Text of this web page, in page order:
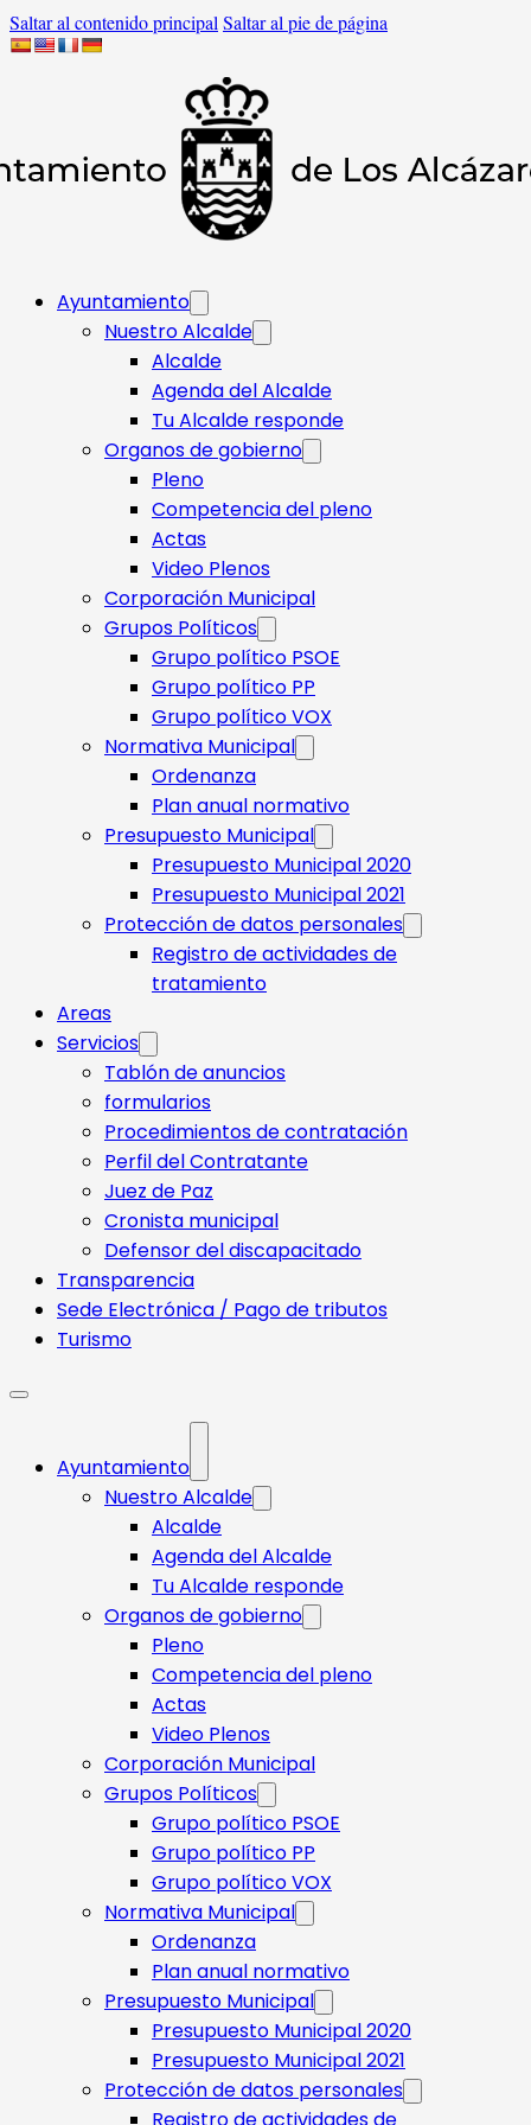
Saltar al contenido principal Saltar al pie de página
Ayuntamiento
Nuestro Alcalde
Alcalde
Agenda del Alcalde
Tu Alcalde responde​
Organos de gobierno
Pleno
Competencia del pleno
Actas
Video Plenos
Corporación Municipal
Grupos Políticos
Grupo político PSOE
Grupo político PP
Grupo político VOX
Normativa Municipal
Ordenanza
Plan anual normativo
Presupuesto Municipal
Presupuesto Municipal 2020
Presupuesto Municipal 2021
Protección de datos personales
Registro de actividades de
tratamiento
Areas
Servicios
Tablón de anuncios
formularios
Procedimientos de contratación
Perfil del Contratante
Juez de Paz
Cronista municipal
Defensor del discapacitado
Transparencia
Sede Electrónica / Pago de tributos
Turismo
Ayuntamiento
Nuestro Alcalde
Alcalde
Agenda del Alcalde
Tu Alcalde responde​
Organos de gobierno
Pleno
Competencia del pleno
Actas
Video Plenos
Corporación Municipal
Grupos Políticos
Grupo político PSOE
Grupo político PP
Grupo político VOX
Normativa Municipal
Ordenanza
Plan anual normativo
Presupuesto Municipal
Presupuesto Municipal 2020
Presupuesto Municipal 2021
Protección de datos personales